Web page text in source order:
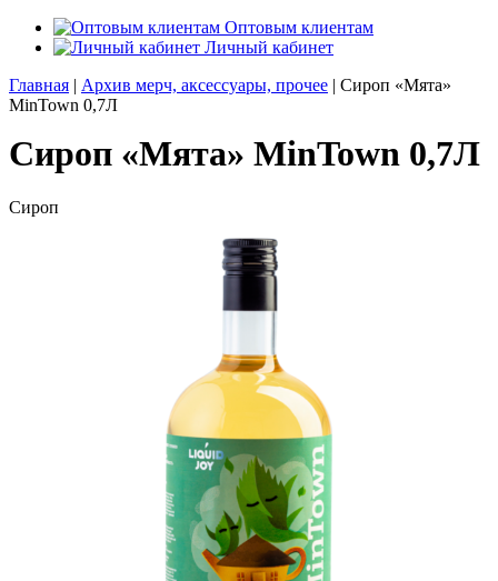
Оптовым клиентам
Личный кабинет
Главная | Архив мерч, аксессуары, прочее | Сироп «Мята»
MinTown 0,7Л
Сироп «Мята» MinTown 0,7Л
Сироп